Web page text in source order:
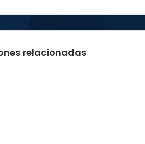
relacionadas